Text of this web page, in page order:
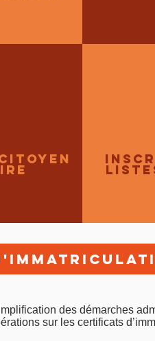
des démarches
sur les certificats